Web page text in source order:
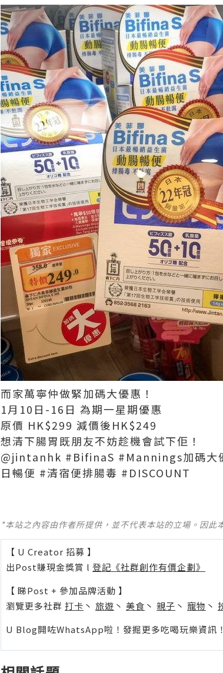
而家萬寧仲做緊加碼大優惠！
1月 10 日 -16 日 為期一星期優惠
原價 HK$299 減價後HK$249
想清下腸胃既朋友不妨趁機會試下佢！
@jintanhk #BifinaS #Mannings加碼大
日暢便 #清宿便排腸毒 #DISCOUNT
*本站之內容由作者所提供，並不代表本站的立場。因
【 U Creator 招募 】
出Post賺現金獎賞 l 登記《社群創作有價企劃》
【 睇Post + 參加品牌活動 】
瀏覽更多社群 打卡 丶 旅遊 丶 美食 丶 親子 丶 寵物 丶
U Blog開咗WhatsApp啦！發掘更多吃喝玩樂資訊！